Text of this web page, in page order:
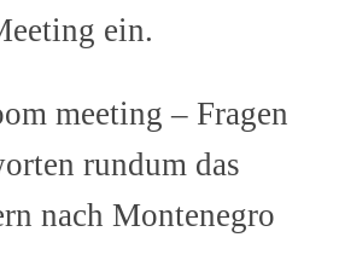
ein.
meeting – Fragen
rundum das
nach Montenegro